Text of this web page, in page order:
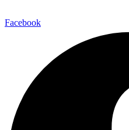
Facebook